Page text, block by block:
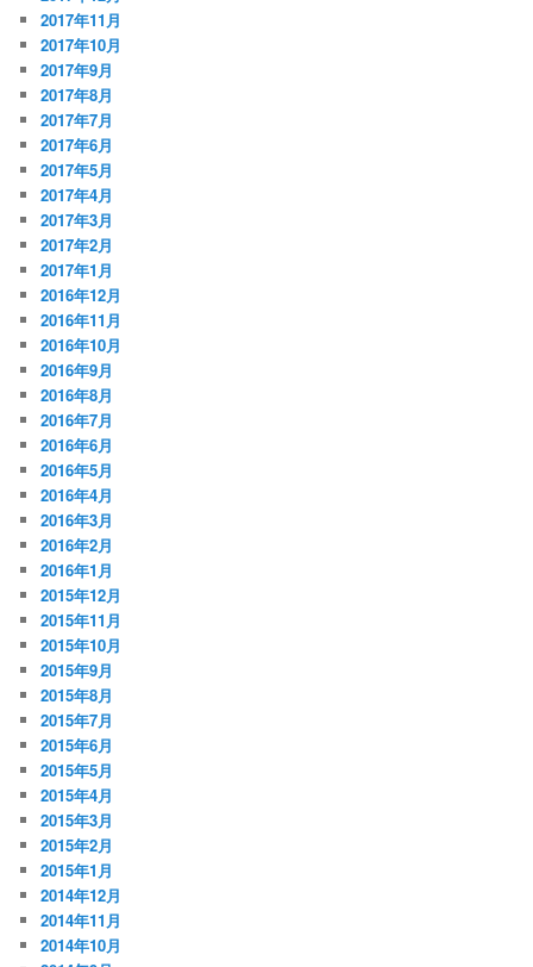
2017年11月
2017年10月
2017年9月
2017年8月
2017年7月
2017年6月
2017年5月
2017年4月
2017年3月
2017年2月
2017年1月
2016年12月
2016年11月
2016年10月
2016年9月
2016年8月
2016年7月
2016年6月
2016年5月
2016年4月
2016年3月
2016年2月
2016年1月
2015年12月
2015年11月
2015年10月
2015年9月
2015年8月
2015年7月
2015年6月
2015年5月
2015年4月
2015年3月
2015年2月
2015年1月
2014年12月
2014年11月
2014年10月